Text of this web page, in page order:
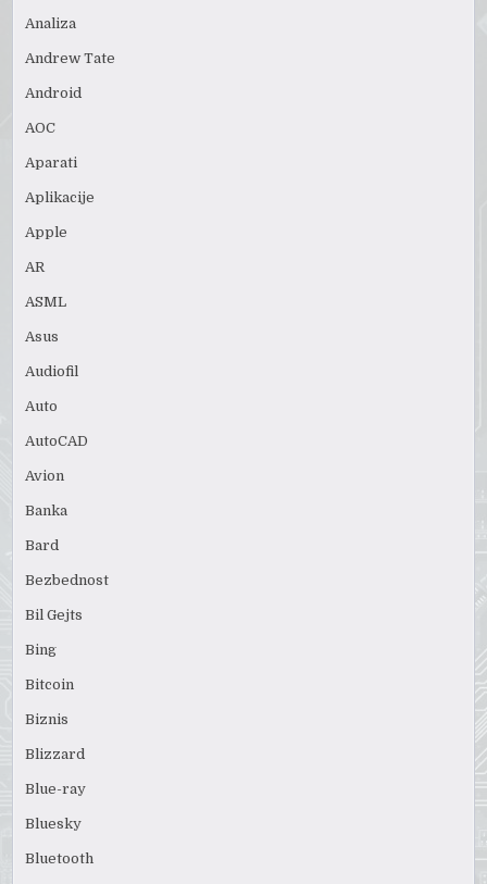
Analiza
Andrew Tate
Android
AOC
Aparati
Aplikacije
Apple
AR
ASML
Asus
Audiofil
Auto
AutoCAD
Avion
Banka
Bard
Bezbednost
Bil Gejts
Bing
Bitcoin
Biznis
Blizzard
Blue-ray
Bluesky
Bluetooth